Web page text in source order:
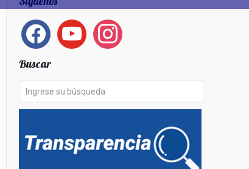
facebook youtube instagram
Buscar